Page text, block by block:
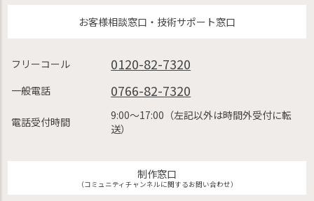
お客様相談窓口・技術サポート窓口
フリーコール 0120-82-7320
一般電話 0766-82-7320
電話受付時間
9:00〜17:00（左記以外は時間外受付に転
送）
制作窓口
（コミュニティチャンネルに関するお問い合わせ）